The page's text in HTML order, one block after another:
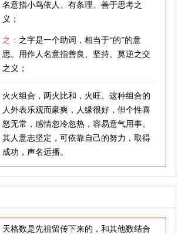
名意指小鸟依人、有条理、善于思考之
义；
之： 之字是一个助词，相当于“的”的意
思。用作人名意指善良、坚持、莫逆之交
之义；
火火组合，两火比和，火旺。这种组合的
人外表乐观而豪爽，人缘很好，但个性喜
怒无常，感情忽冷忽热，容易意气用事。
其人意志坚定，可依靠自己的努力，取得
成功，声名远播。
天格数是先祖留传下来的，和其他数结合